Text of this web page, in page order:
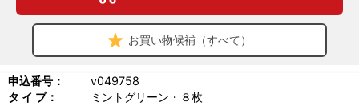
お買い物候補（すべて）
申込番号：
v049758
タ イ プ：
ミントグリーン・８枚